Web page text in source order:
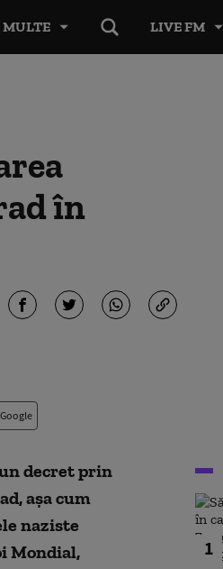
LIVE FM
în
decret prin
așa cum
naziste
Mondial,
1